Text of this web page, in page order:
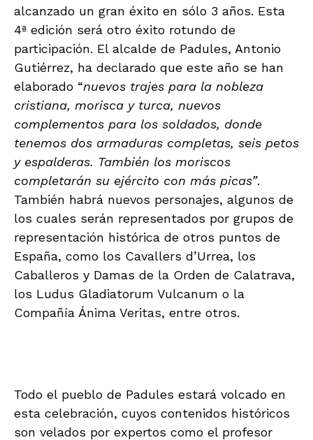
alcanzado un gran éxito en sólo 3 años. Esta
4ª edición será otro éxito rotundo de
participación. El alcalde de Padules, Antonio
Gutiérrez, ha declarado que este año se han
elaborado “nuevos trajes para la nobleza
cristiana, morisca y turca, nuevos
complementos para los soldados, donde
tenemos dos armaduras completas, seis petos
y espalderas. También los moriscos
completarán su ejército con más picas”.
También habrá nuevos personajes, algunos de
los cuales serán representados por grupos de
representación histórica de otros puntos de
España, como los Cavallers d’Urrea, los
Caballeros y Damas de la Orden de Calatrava,
los Ludus Gladiatorum Vulcanum o la
Compañía Ánima Veritas, entre otros.
Todo el pueblo de Padules estará volcado en
esta celebración, cuyos contenidos históricos
son velados por expertos como el profesor